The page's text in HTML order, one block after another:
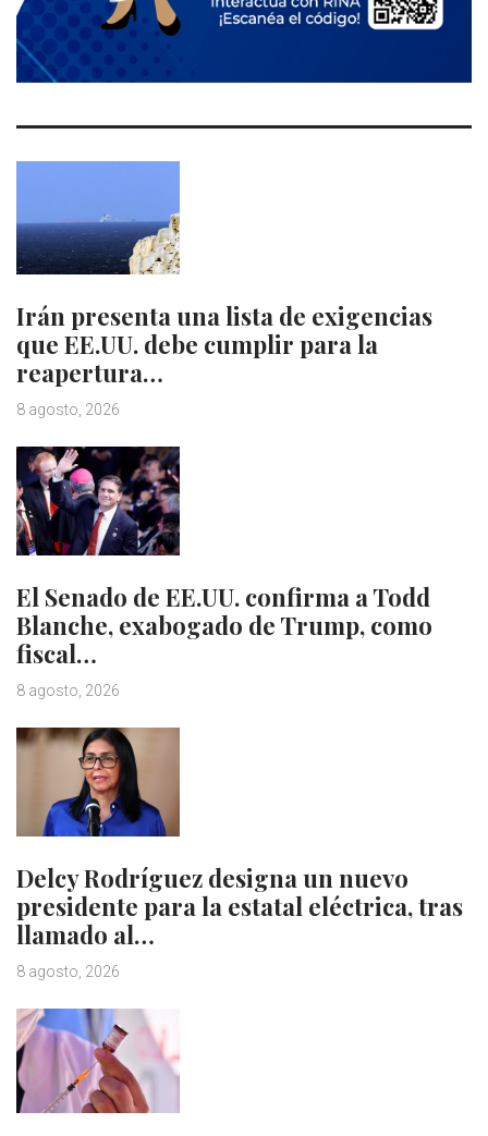
Irán presenta una lista de exigencias
que EE.UU. debe cumplir para la
reapertura…
8 agosto, 2026
El Senado de EE.UU. confirma a Todd
Blanche, exabogado de Trump, como
fiscal…
8 agosto, 2026
Delcy Rodríguez designa un nuevo
presidente para la estatal eléctrica, tras
llamado al…
8 agosto, 2026